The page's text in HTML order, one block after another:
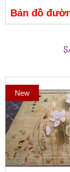
Bản đồ
New